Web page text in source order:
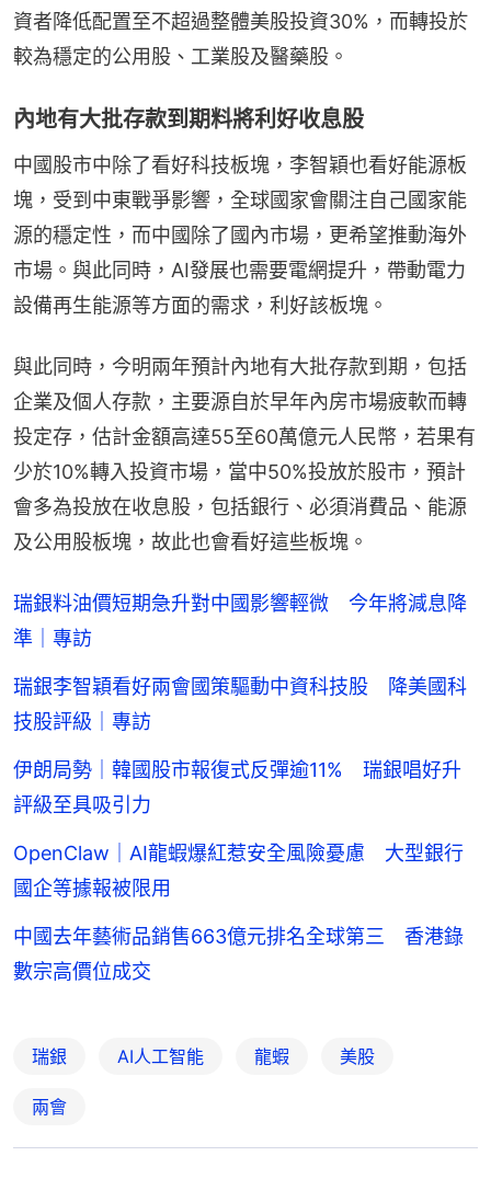
資者降低配置至不超過整體美股投資30%，而轉投於
較為穩定的公用股、工業股及醫藥股。
內地有大批存款到期料將利好收息股
中國股市中除了看好科技板塊，李智穎也看好能源板
塊，受到中東戰爭影響，全球國家會關注自己國家能
源的穩定性，而中國除了國內市場，更希望推動海外
市場。與此同時，AI發展也需要電網提升，帶動電力
設備再生能源等方面的需求，利好該板塊。
與此同時，今明兩年預計內地有大批存款到期，包括
企業及個人存款，主要源自於早年內房市場疲軟而轉
投定存，估計金額高達55至60萬億元人民幣，若果有
少於10%轉入投資市場，當中50%投放於股市，預計
會多為投放在收息股，包括銀行、必須消費品、能源
及公用股板塊，故此也會看好這些板塊。
瑞銀料油價短期急升對中國影響輕微 今年將減息降
準｜專訪
瑞銀李智穎看好兩會國策驅動中資科技股 降美國科
技股評級｜專訪
伊朗局勢｜韓國股市報復式反彈逾11% 瑞銀唱好升
評級至具吸引力
OpenClaw｜AI龍蝦爆紅惹安全風險憂慮 大型銀行
國企等據報被限用
中國去年藝術品銷售663億元排名全球第三 香港錄
數宗高價位成交
瑞銀 AI人工智能 龍蝦 美股
兩會